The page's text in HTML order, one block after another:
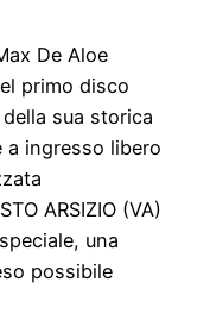
De Aloe
primo disco
sua storica
a ingresso libero
ARSIZIO (VA)
una
possibile